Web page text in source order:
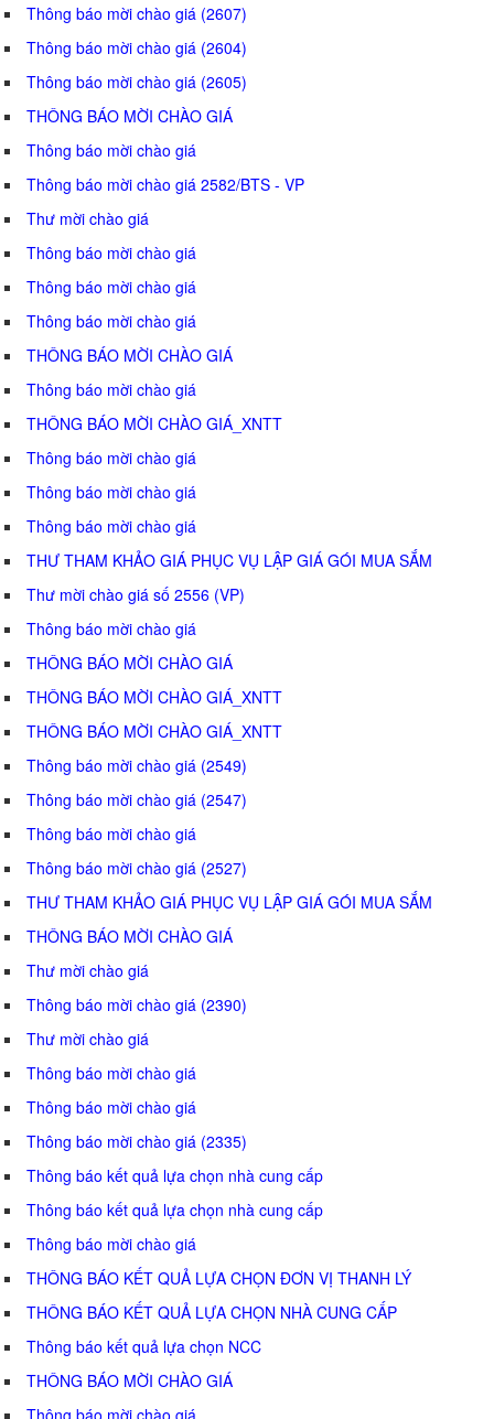
Thông báo mời chào giá (2607)
Thông báo mời chào giá (2604)
Thông báo mời chào giá (2605)
THÔNG BÁO MỜI CHÀO GIÁ
Thông báo mời chào giá
Thông báo mời chào giá 2582/BTS - VP
Thư mời chào giá
Thông báo mời chào giá
Thông báo mời chào giá
Thông báo mời chào giá
THÔNG BÁO MỜI CHÀO GIÁ
Thông báo mời chào giá
THÔNG BÁO MỜI CHÀO GIÁ_XNTT
Thông báo mời chào giá
Thông báo mời chào giá
Thông báo mời chào giá
THƯ THAM KHẢO GIÁ PHỤC VỤ LẬP GIÁ GÓI MUA SẮM
Thư mời chào giá số 2556 (VP)
Thông báo mời chào giá
THÔNG BÁO MỜI CHÀO GIÁ
THÔNG BÁO MỜI CHÀO GIÁ_XNTT
THÔNG BÁO MỜI CHÀO GIÁ_XNTT
Thông báo mời chào giá (2549)
Thông báo mời chào giá (2547)
Thông báo mời chào giá
Thông báo mời chào giá (2527)
THƯ THAM KHẢO GIÁ PHỤC VỤ LẬP GIÁ GÓI MUA SẮM
THÔNG BÁO MỜI CHÀO GIÁ
Thư mời chào giá
Thông báo mời chào giá (2390)
Thư mời chào giá
Thông báo mời chào giá
Thông báo mời chào giá
Thông báo mời chào giá (2335)
Thông báo kết quả lựa chọn nhà cung cấp
Thông báo kết quả lựa chọn nhà cung cấp
Thông báo mời chào giá
THÔNG BÁO KẾT QUẢ LỰA CHỌN ĐƠN VỊ THANH LÝ
THÔNG BÁO KẾT QUẢ LỰA CHỌN NHÀ CUNG CẤP
Thông báo kết quả lựa chọn NCC
THÔNG BÁO MỜI CHÀO GIÁ
Thông báo mời chào giá